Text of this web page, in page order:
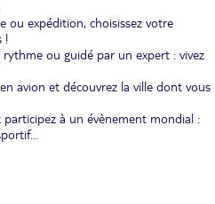
ou expédition, choisissez votre
!
ou guidé par un expert : vivez
avion et découvrez la ville dont vous
participez à un évènement mondial :